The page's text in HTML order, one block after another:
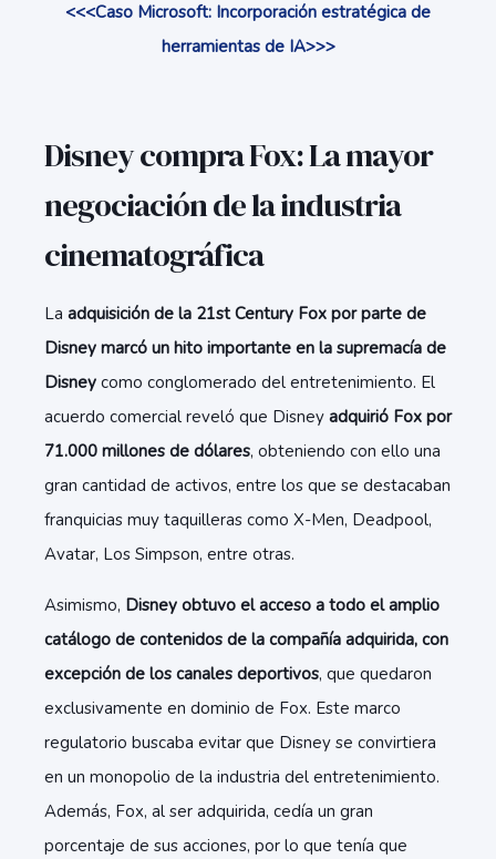
<<<Caso Microsoft: Incorporación estratégica de
herramientas de IA>>>
Disney compra Fox: La mayor
negociación de la industria
cinematográfica
La adquisición de la 21st Century Fox por parte de
Disney marcó un hito importante en la supremacía de
Disney como conglomerado del entretenimiento. El
acuerdo comercial reveló que Disney adquirió Fox por
71.000 millones de dólares, obteniendo con ello una
gran cantidad de activos, entre los que se destacaban
franquicias muy taquilleras como X-Men, Deadpool,
Avatar, Los Simpson, entre otras.
Asimismo, Disney obtuvo el acceso a todo el amplio
catálogo de contenidos de la compañía adquirida, con
excepción de los canales deportivos, que quedaron
exclusivamente en dominio de Fox. Este marco
regulatorio buscaba evitar que Disney se convirtiera
en un monopolio de la industria del entretenimiento.
Además, Fox, al ser adquirida, cedía un gran
porcentaje de sus acciones, por lo que tenía que